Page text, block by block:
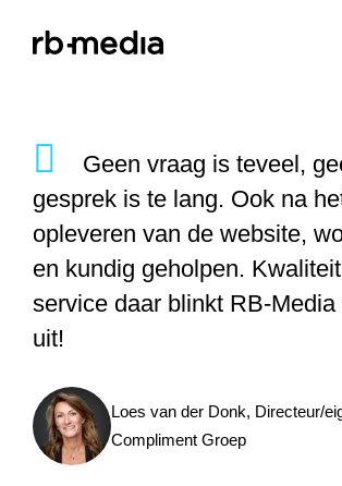
Website ontwikkeling
Website ontwikkeling
Website laten maken
Webdesign bureau
Webshop ontwikkeling
Webshop laten maken
Recruitment websites
Carerix website
Vastgoed websites
Branding & Strategie
Branding
Doelgroep analyse
Klantreis in kaart
Strategie
Online marketing
strategie
Online marketing
Online marketing
Online marketing
bureau
Online marketing
SEO
Data & inzicht
Website inzicht
Over ons
Projecten
Geen vraag is teveel,
gesprek is te lang. Ook na
opleveren van de website,
en kundig geholpen.
service daar blinkt RB-Media
uit!
Loes van der Donk, Directeur/
Compliment Groep